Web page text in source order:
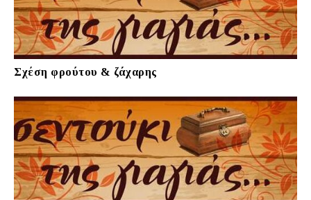
Σχέση φρούτου & ζάχαρης